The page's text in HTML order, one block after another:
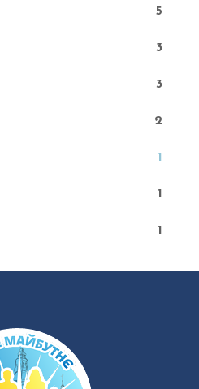
5
3
3
2
1
1
1